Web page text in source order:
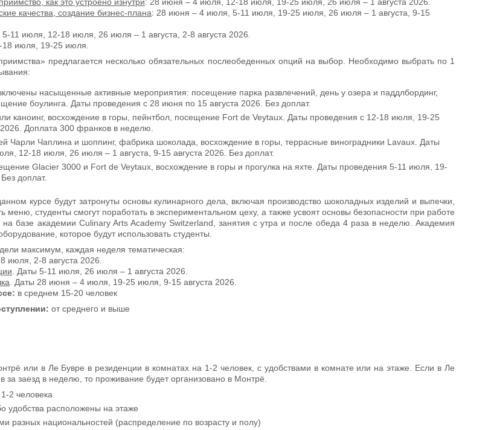
качества, создание бизнес-плана: 28 июня – 4 июля, 5-11 июля, 19-25 июля, 26 июля – 1 августа, 9-15
5-11 июля, 12-18 июля, 26 июля – 1 августа, 2-8 августа 2026.
18 июля, 19-25 июля.
предлагается несколько обязательных послеобеденных опций на выбор. Необходимо выбрать по 1
насыщенные активные мероприятия: посещение парка развлечений, день у озера и паддлбординг,
боулинга. Даты проведения с 28 июня по 15 августа 2026. Без доплат.
каноинг, восхождение в горы, пейнтбол, посещение Fort de Veytaux. Даты проведения с 12-18 июля, 19-25
Доплата 300 франков в неделю.
Чарли Чаплина и шоппинг, фабрика шоколада, восхождение в горы, террасные виноградники Lavaux. Даты
12-18 июля, 26 июля – 1 августа, 9-15 августа 2026. Без доплат.
Glacier 3000 и Fort de Veytaux, восхождение в горы и прогулка на яхте. Даты проведения 5-11 июля, 19-
доплат.
курсе будут затронуты основы кулинарного дела, включая производство шоколадных изделий и выпечки,
меню, студенты смогут поработать в экспериментальном цеху, а также усвоят основы безопасности при работе
базе академии Culinary Arts Academy Switzerland, занятия с утра и после обеда 4 раза в неделю. Академия
которое будут использовать студенты.
максимум, каждая неделя тематическая:
июля, 2-8 августа 2026.
. Даты 5-11 июля, 26 июля – 1 августа 2026.
. Даты 28 июня – 4 июля, 19-25 июля, 9-15 августа 2026.
в среднем 15-20 человек
от среднего и выше
или в Ле Бувре в резиденции в комнатах на 1-2 человек, с удобствами в комнате или на этаже. Если в Ле
за заезд в неделю, то проживание будет организовано в Монтрё.
2 человека
удобства расположены на этаже
разных национальностей (распределение по возрасту и полу)